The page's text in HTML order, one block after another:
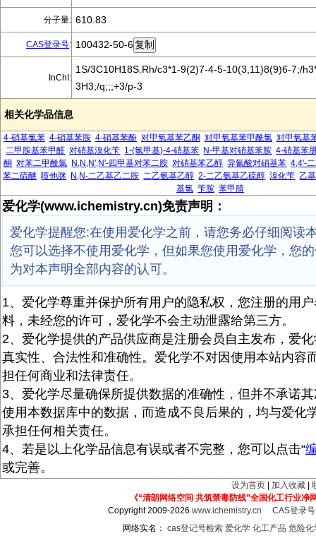
分子量: 610.83
CAS登录号: 100432-50-6
InChI:
1S/3C10H18S.Rh/c3*1-9(2)7-4-5-10(3,11)8(9)6-7;/
3H3;/q;;;+3/p-3
相关化学品信息
4-硝基氯苯 4-硝基苯胺 4-硝基苯酚 对甲氧基苯乙酮 对甲氧基苯甲酰氯 对甲氧基
二甲胺基苯甲醛 对硝基溴化苄 1-(氯甲基)-4-硝基苯 N-甲基对硝基苯胺 4-硝基苯
酮 对苯二甲酰氯 N,N,N',N'-四甲基对苯二胺 对硝基苯乙醇 异氰酸对硝基苯 4,4'-
苯二硫醚 喷他脒 N,N-二乙基乙二胺 二乙氨基乙醇 2-二乙氨基乙硫醇 溴化苄 乙
基氯 苄胺 苯甲腈
爱化学(www.ichemistry.cn)免责声明：
爱化学提醒您:在使用爱化学之前，请您务必仔细阅读
您可以选择不使用爱化学，但如果您使用爱化学，您
为对本声明全部内容的认可。
1、爱化学尊重并保护所有用户的隐私权，您注册的用
料，未经您的许可，爱化学不会主动泄露给第三方。
2、爱化学提供的产品供应商是注册会员自主发布，爱
真实性、合法性和准确性。爱化学不对因使用本站内容
担任何商业和法律责任。
3、爱化学尽量确保所提供数据的准确性，但并不承诺
使用本数据库中的数据，而造成不良后果的，均与爱化
承担任何相关责任。
4、若是以上化学品信息有误或者不完整，您可以点击“
或完善。
设为首页 加入收藏
《“清朗网络空间 共筑禁毒防线”全国化工行业净
Copyright 2009-2026www.ichemistry.cn
CAS登录
网络实名： cas登记号检索 爱化学 化工产品 危险化